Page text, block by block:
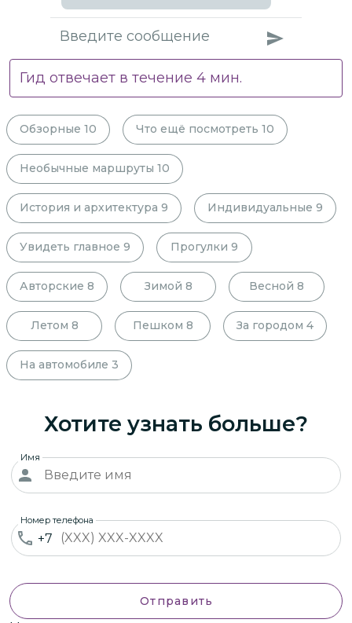
Гид отвечает в течение 4 мин.
Обзорные 10 Что ещё посмотреть 10
Необычные маршруты 10
История и архитектура 9 Индивидуальные 9
Увидеть главное 9 Прогулки 9
Авторские 8 Зимой 8 Весной 8
Летом 8 Пешком 8 За городом 4
На автомобиле 3
Хотите узнать больше?
Имя
+7
Номер телефона
Отправить